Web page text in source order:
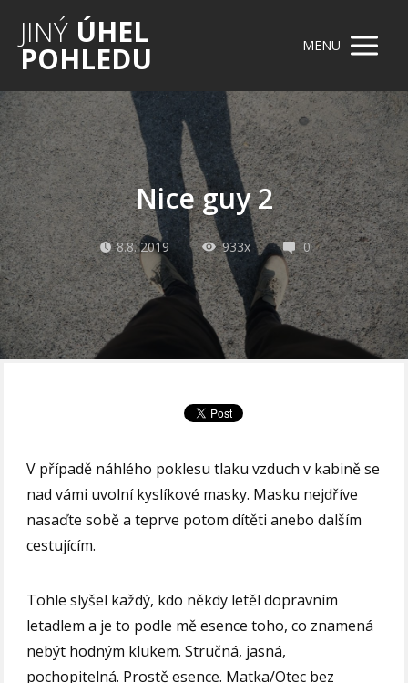
JINÝ ÚHEL
POHLEDU MENU
Nice guy 2
8.8. 2019 933x 0
V případě náhlého poklesu tlaku vzduch v kabině se
nad vámi uvolní kyslíkové masky. Masku nejdříve
nasaďte sobě a teprve potom dítěti anebo dalším
cestujícím.
Tohle slyšel každý, kdo někdy letěl dopravním
letadlem a je to podle mě esence toho, co znamená
nebýt hodným klukem. Stručná, jasná,
pochopitelná. Prostě esence. Matka/Otec bez